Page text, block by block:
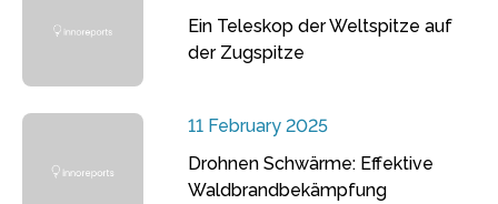
Ein Teleskop der Weltspitze auf
der Zugspitze
11 February 2025
Drohnen Schwärme: Effektive
Waldbrandbekämpfung